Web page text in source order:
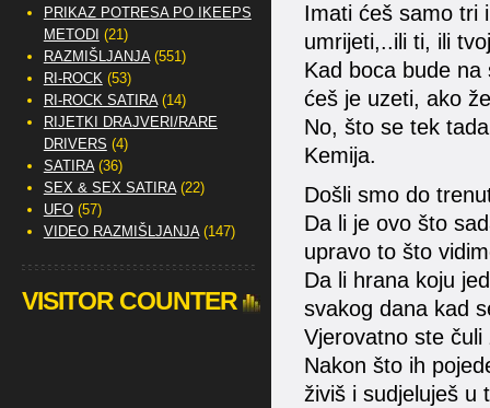
Imati ćeš samo tri
umrijeti,..ili ti, ili
Kad boca bude
ćeš je uzeti, ako
No, što se tek
Kemija.
Došli smo do
Da li je ovo što
upravo to što
Da li hrana koju
svakog dana kad
Vjerovatno ste čuli
Nakon što ih
živiš i sudjeluješ u
PRIKAZ POTRESA PO IKEEPS
METODI (21)
RAZMIŠLJANJA(551)
RI-ROCK(53)
RI-ROCK SATIRA(14)
RIJETKI DRAJVERI/RARE
DRIVERS (4)
SATIRA(36)
SEX & SEX SATIRA(22)
UFO(57)
VIDEO RAZMIŠLJANJA(147)
VISITOR COUNTER